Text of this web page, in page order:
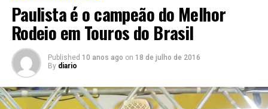
Paulista é o campeão do Melhor
Rodeio em Touros do Brasil
Published 10 anos ago on 18 de julho de 2016
By diario